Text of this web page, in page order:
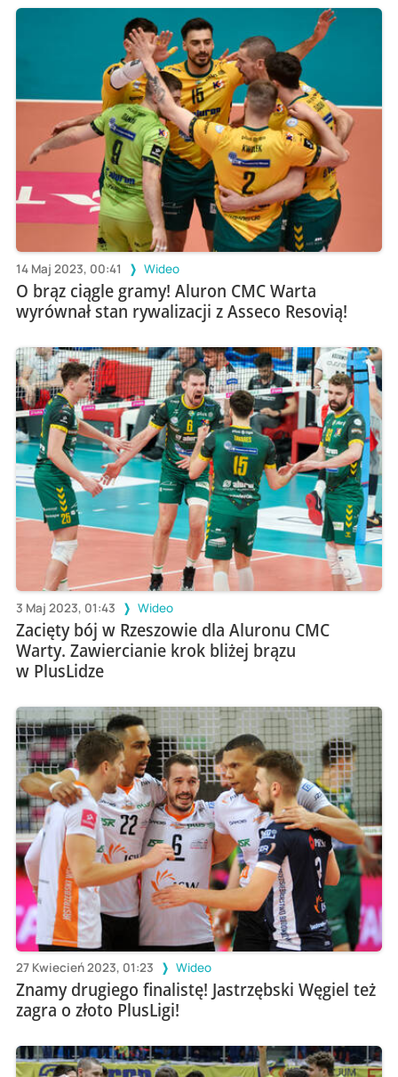
14 Maj 2023, 00:41 Wideo
O brąz ciągle gramy! Aluron CMC Warta
wyrównał stan rywalizacji z Asseco Resovią!
3 Maj 2023, 01:43 Wideo
Zacięty bój w Rzeszowie dla Aluronu CMC
Warty. Zawiercianie krok bliżej brązu
w PlusLidze
27 Kwiecień 2023, 01:23 Wideo
Znamy drugiego finalistę! Jastrzębski Węgiel też
zagra o złoto PlusLigi!